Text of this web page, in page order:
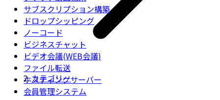
サブスクリプション構築
ドロップシッピング
ノーコード
ビジネスチャット
ビデオ会議(WEB会議)
ファイル転送
ホスティングサーバー
会員管理システム
カテゴリー